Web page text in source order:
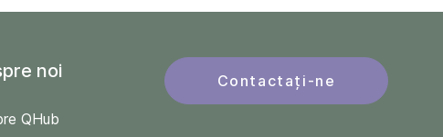
noi
QHub
Contactați-ne